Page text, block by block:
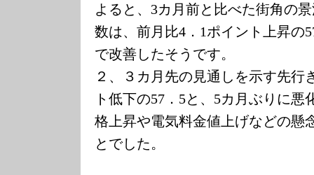
よると、 3カ月前と比べた街角の
数は、前月比4 ． 1ポイント上昇の
で改善したそうです。
２、３カ月先の見通しを示す先行
ト低下の57 ． 5と、 5カ月ぶりに悪
格上昇や電気料金値上げなどの懸
とでした。